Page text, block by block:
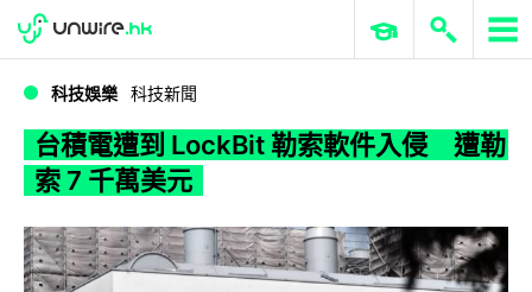
WWDC 2026 ERP 與商業 AI
科技娛樂 科技新聞
台積電遭到 LockBit 勒索軟件入侵 遭勒
索 7 千萬美元